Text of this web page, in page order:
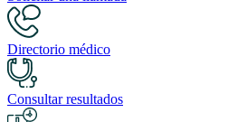
Directorio médico
Consultar resultados